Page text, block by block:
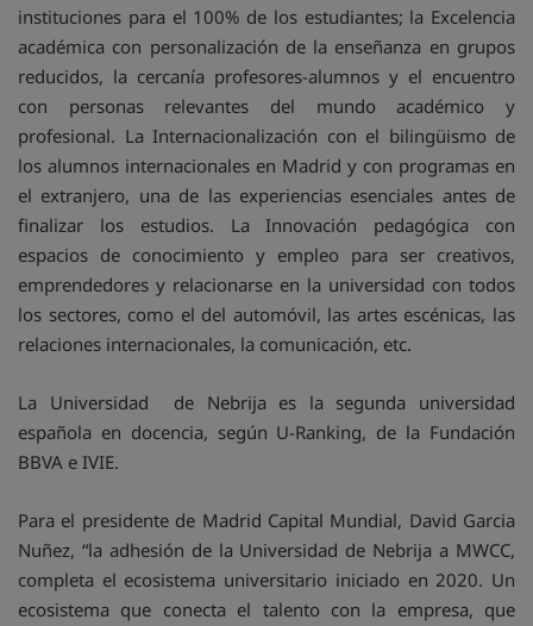
instituciones para el 100% de los estudiantes; la Excelencia
académica con personalización de la enseñanza en grupos
reducidos, la cercanía profesores-alumnos y el encuentro
con personas relevantes del mundo académico y
profesional. La Internacionalización con el bilingüismo de
los alumnos internacionales en Madrid y con programas en
el extranjero, una de las experiencias esenciales antes de
finalizar los estudios. La Innovación pedagógica con
espacios de conocimiento y empleo para ser creativos,
emprendedores y relacionarse en la universidad con todos
los sectores, como el del automóvil, las artes escénicas, las
relaciones internacionales, la comunicación, etc.
La Universidad de Nebrija es la segunda universidad
española en docencia, según U-Ranking, de la Fundación
BBVA e IVIE.
Para el presidente de Madrid Capital Mundial, David Garcia
Nuñez, “la adhesión de la Universidad de Nebrija a MWCC,
completa el ecosistema universitario iniciado en 2020. Un
ecosistema que conecta el talento con la empresa, que